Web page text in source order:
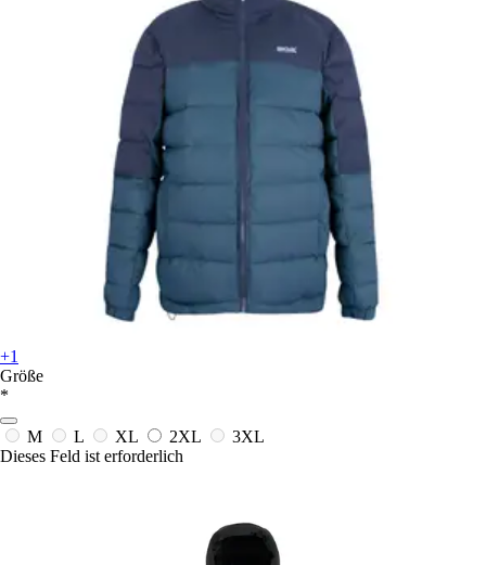
+1
Größe
*
M L XL 2XL
3XL
Dieses Feld ist erforderlich